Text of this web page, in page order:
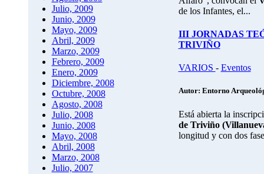
Julio, 2009
Junio, 2009
Mayo, 2009
Abril, 2009
Marzo, 2009
Febrero, 2009
Enero, 2009
Diciembre, 2008
Octubre, 2008
Agosto, 2008
Julio, 2008
Junio, 2008
Mayo, 2008
Abril, 2008
Marzo, 2008
Julio, 2007
de los Infantes, el...
III JORNADAS
TRIVIÑO
VARIOS - Eventos
Autor: Entorno
Está abierta la
de Triviño
longitud y con dos